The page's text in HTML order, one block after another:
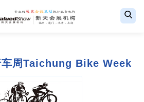
车周Taichung Bike Week